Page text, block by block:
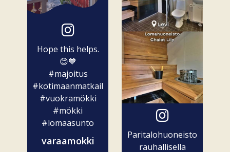
Hope this helps.
😊💙
#majoitus
#kotimaanmatkailu
#vuokramökki
#mökki
#lomaasunto
varaamokki
Paritalohuoneisto
rauhallisella